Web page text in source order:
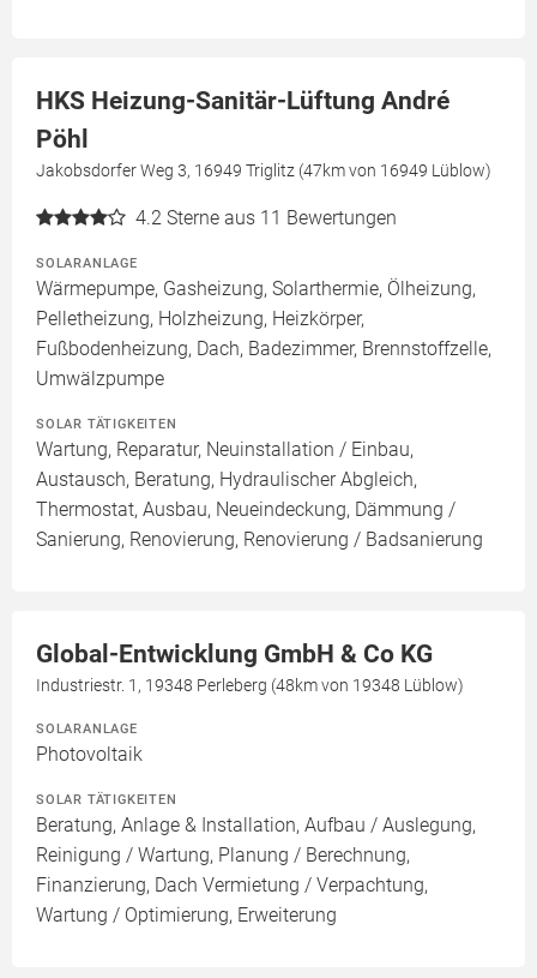
HKS Heizung-Sanitär-Lüftung André
Pöhl
Jakobsdorfer Weg 3, 16949 Triglitz (47km von 16949 Lüblow)
4.2 Sterne aus 11 Bewertungen
SOLARANLAGE
Wärmepumpe, Gasheizung, Solarthermie, Ölheizung,
Pelletheizung, Holzheizung, Heizkörper,
Fußbodenheizung, Dach, Badezimmer, Brennstoffzelle,
Umwälzpumpe
SOLAR TÄTIGKEITEN
Wartung, Reparatur, Neuinstallation / Einbau,
Austausch, Beratung, Hydraulischer Abgleich,
Thermostat, Ausbau, Neueindeckung, Dämmung /
Sanierung, Renovierung, Renovierung / Badsanierung
Global-Entwicklung GmbH & Co KG
Industriestr. 1, 19348 Perleberg (48km von 19348 Lüblow)
SOLARANLAGE
Photovoltaik
SOLAR TÄTIGKEITEN
Beratung, Anlage & Installation, Aufbau / Auslegung,
Reinigung / Wartung, Planung / Berechnung,
Finanzierung, Dach Vermietung / Verpachtung,
Wartung / Optimierung, Erweiterung